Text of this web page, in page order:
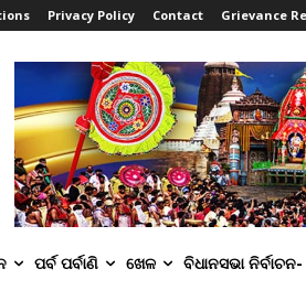
Privacy Policy Contact Grievance
ପର୍ବ ପର୍ବାଣି ଖେଳ ବିଧାନସଭା